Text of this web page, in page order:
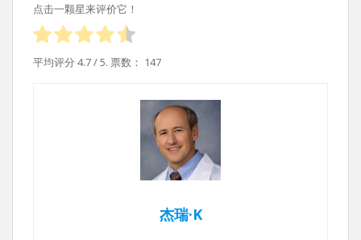
点击一颗星来评价它！
平均评分 4.7/ 5. 票数： 147
杰瑞·K